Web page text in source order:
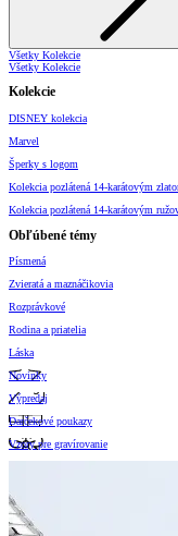
Všetky Kolekcie
Všetky Kolekcie
Kolekcie
DISNEY kolekcia
Marvel
Šperky s logom
Kolekcia pozlátená 14-karátovým
Kolekcia pozlátená 14-karátovým
Obľúbené témy
Písmená
Zvieratá a maznáčikovia
Rozprávkové
Rodina a priatelia
Láska
Novinky
Výpredaj
Darčekové poukazy
Vzory pre gravírovanie